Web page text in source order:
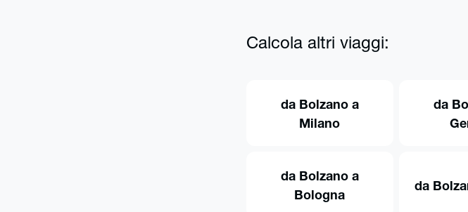
Calcola altri viaggi:
da Bolzano a
Milano
da
da Bolzano a
Bologna
da